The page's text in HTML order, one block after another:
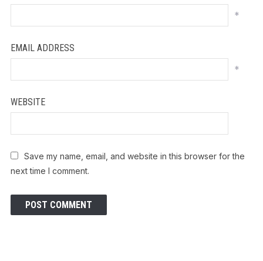
*
EMAIL ADDRESS
*
WEBSITE
Save my name, email, and website in this browser for the
next time I comment.